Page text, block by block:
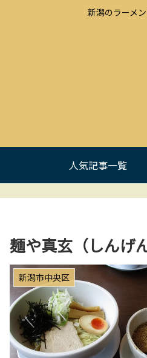
新潟のラーメ
人気記事一覧
麺や真玄（しん
新潟市中央区